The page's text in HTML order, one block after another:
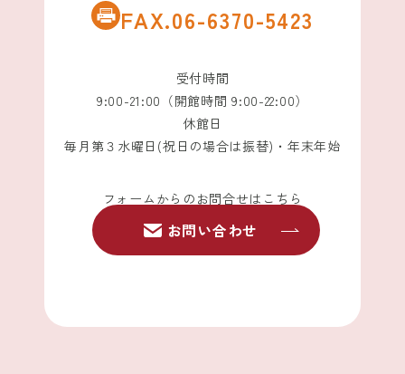
FAX.06-6370-5423
受付時間
9:00-21:00（開館時間 9:00-22:00）
休館日
毎月第３水曜日(祝日の場合は振替)・年末年始
フォームからのお問合せはこちら
お問い合わせ